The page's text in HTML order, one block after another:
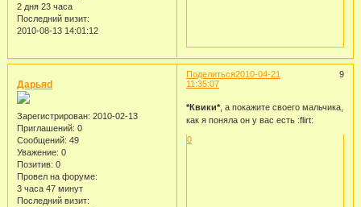
2 дня 23 часа
Последний визит:
2010-08-13 14:01:12
Поделиться 9
2010-04-21
11:35:07
Дарьяd
Зарегистрирован: 2010-02-13
Приглашений: 0
Сообщений: 49
Уважение: 0
Позитив: 0
Провел на форуме:
3 часа 47 минут
Последний визит:
*Квики*, а покажите своего мальчика,
как я поняла он у вас есть :flirt:
0